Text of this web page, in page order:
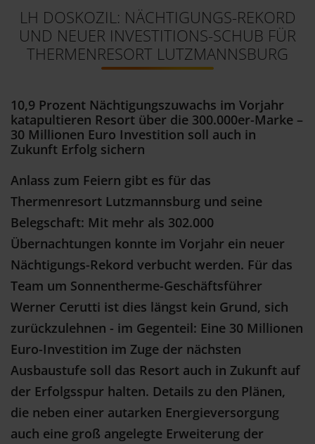
LH DOSKOZIL: NÄCHTIGUNGS-REKORD
UND NEUER INVESTITIONS-SCHUB FÜR
THERMENRESORT LUTZMANNSBURG
10,9 Prozent Nächtigungszuwachs im Vorjahr
katapultieren Resort über die 300.000er-Marke –
30 Millionen Euro Investition soll auch in
Zukunft Erfolg sichern
Anlass zum Feiern gibt es für das
Thermenresort Lutzmannsburg und seine
Belegschaft: Mit mehr als 302.000
Übernachtungen konnte im Vorjahr ein neuer
Nächtigungs-Rekord verbucht werden. Für das
Team um Sonnentherme-Geschäftsführer
Werner Cerutti ist dies längst kein Grund, sich
zurückzulehnen - im Gegenteil: Eine 30 Millionen
Euro-Investition im Zuge der nächsten
Ausbaustufe soll das Resort auch in Zukunft auf
der Erfolgsspur halten. Details zu den Plänen,
die neben einer autarken Energieversorgung
auch eine groß angelegte Erweiterung der